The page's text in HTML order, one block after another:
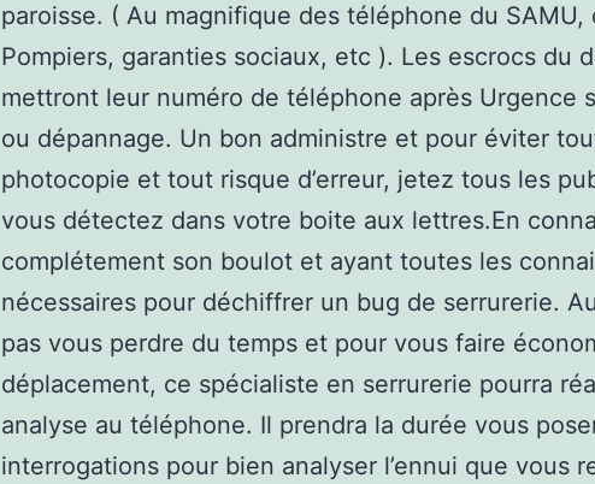
paroisse. ( Au magnifique des téléphone du SAMU,
Pompiers, garanties sociaux, etc ). Les escrocs du
mettront leur numéro de téléphone après Urgence
ou dépannage. Un bon administre et pour éviter
photocopie et tout risque d’erreur, jetez tous les
vous détectez dans votre boite aux lettres.En
complétement son boulot et ayant toutes les
nécessaires pour déchiffrer un bug de serrurerie.
pas vous perdre du temps et pour vous faire
déplacement, ce spécialiste en serrurerie pourra
analyse au téléphone. Il prendra la durée vous
interrogations pour bien analyser l’ennui que vous